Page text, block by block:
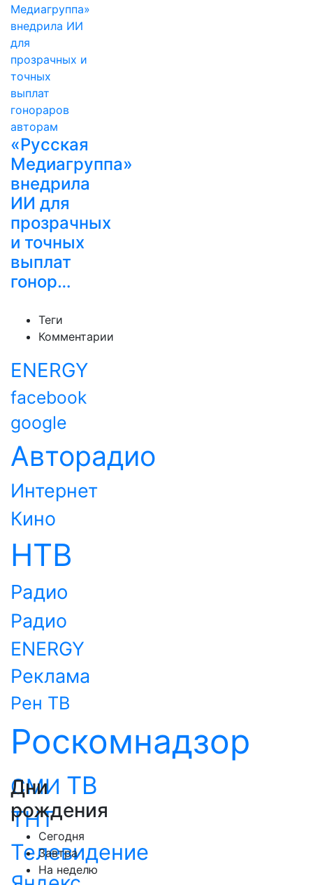
«Русская
Медиагруппа»
внедрила
ИИ для
прозрачных
и точных
выплат
гонор…
Теги
Комментарии
ENERGY
facebook
google
Авторадио
Интернет
Кино
НТВ
Радио
Радио
ENERGY
Реклама
Рен ТВ
Роскомнадзор
СМИ ТВ
ТНТ
Телевидение
Дни
рождения
Сегодня
Завтра
На неделю